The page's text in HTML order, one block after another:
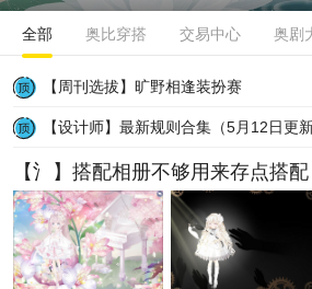
全部 奥比穿搭 交易中心 奥剧
【周刊选拔】旷野相逢装扮赛
【设计师】最新规则合集（5月12日更新
【氵】搭配相册不够用来存点搭配